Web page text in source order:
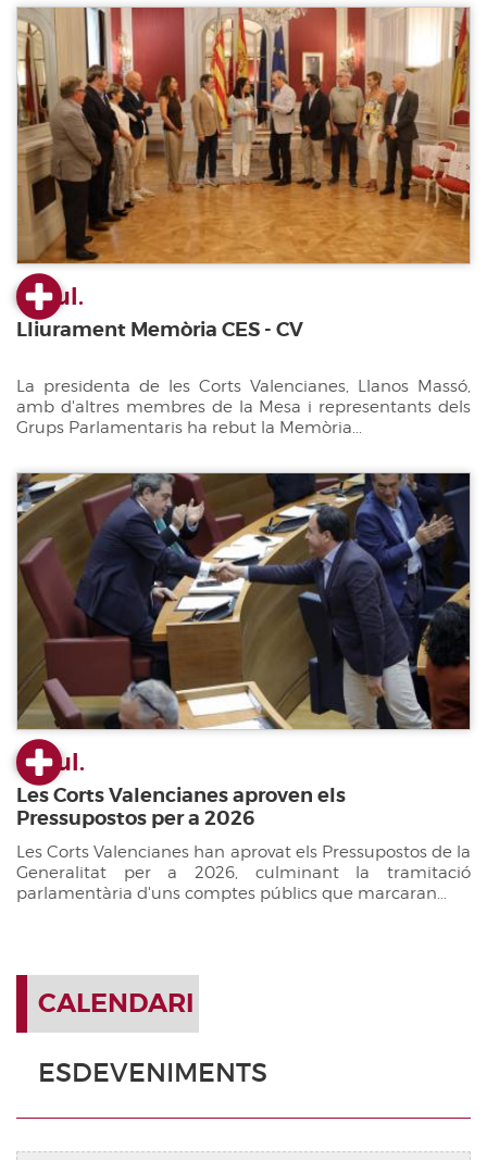
23 jul.
Lliurament Memòria CES - CV
La presidenta de les Corts Valencianes, Llanos Massó,
amb d'altres membres de la Mesa i representants dels
Grups Parlamentaris ha rebut la Memòria...
22 jul.
Les Corts Valencianes aproven els
Pressupostos per a 2026
Les Corts Valencianes han aprovat els Pressupostos de la
Generalitat per a 2026, culminant la tramitació
parlamentària d'uns comptes públics que marcaran...
CALENDARI
ESDEVENIMENTS